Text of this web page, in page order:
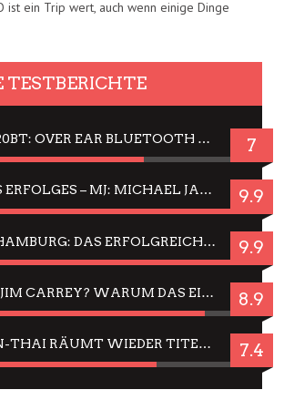
ist ein Trip wert, auch wenn einige Dinge
TESTBERICHTE
JBL TUNE 720BT: OVER EAR BLUETOOTH KOPFHÖRER UM DIE 50,-€ IM DAUER-TEST 7
WEGEN DES ERFOLGES – MJ: MICHAEL JACKSON MUSICAL IN EINER MATINEE SEHEN 9.9
JELLYFISH HAMBURG: DAS ERFOLGREICHE SOMMER-MENÜ 2025 IN GEFÜHLEN UND BILDERN 9.9
CÉSAR FÜR JIM CARREY? WARUM DAS EINER DER NERVIGSTEN ACTORS IST UND BLEIBT 8.9
JING JING: IN-THAI RÄUMT WIEDER TITEL AB – EIN ZWEI-STUNDEN-ERLEBNISBERICHT 7.4